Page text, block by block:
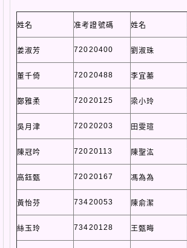
姓名 准考證號碼 姓名
姜淑芳 72020400 劉淑珠
董千倚 72020488 李宜蓁
鄭雅柔 72020125 梁小玲
吳月津 72020203 田雯瑄
陳冠吟 72020113 陳聖汯
高鈺甄 72020167 馮為為
黃怡芬 73420053 陳俞潔
絲玉玲 73420128 王甄晦